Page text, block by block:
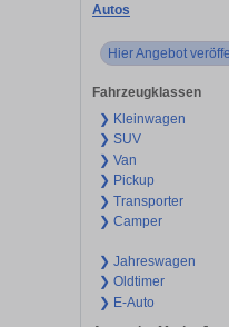
Autos
Hier Angebot
Fahrzeugklassen
❯ Kleinwagen
❯ SUV
❯ Van
❯ Pickup
❯ Transporter
❯ Camper
❯ Jahreswagen
❯ Oldtimer
❯ E-Auto